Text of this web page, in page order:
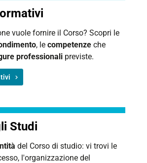
vuole fornire il Corso? Scopri le
, le competenze che
professionali previste.
Studi
del Corso di studio: vi trovi le
l'organizzazione del